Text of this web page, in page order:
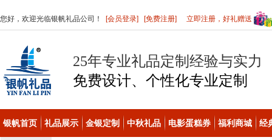
您好，欢迎光临银帆礼品公司！ [会员登录] [免费注册] 立即注册，好礼赠送
25年专业礼品定制经验与实力
免费设计、个性化专业定制
银帆首页 礼品展示 金银定制 中秋礼品 电影蛋糕券 福利商城 经